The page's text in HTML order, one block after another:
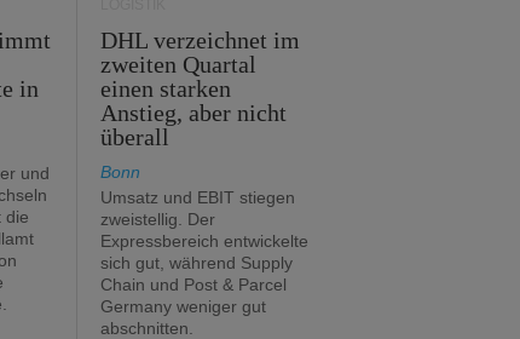
in
und
die
DHL verzeichnet im
zweiten Quartal
einen starken
Anstieg, aber nicht
überall
Bonn
Umsatz und EBIT stiegen
zweistellig. Der
Expressbereich entwickelte
sich gut, während Supply
Chain und Post & Parcel
Germany weniger gut
abschnitten.